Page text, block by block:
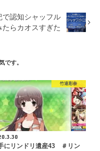
で認知シャッフル
らカオスすぎた
です。
竹達彩奈
にリンドリ遺産43 ＃リン